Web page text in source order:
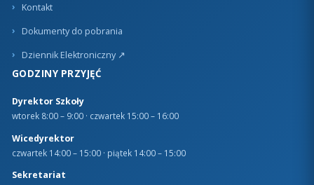
Kontakt
Dokumenty do pobrania
Dziennik Elektroniczny ↗
GODZINY PRZYJĘĆ
Dyrektor Szkoły
wtorek 8:00 – 9:00 · czwartek 15:00 – 16:00
Wicedyrektor
czwartek 14:00 – 15:00 · piątek 14:00 – 15:00
Sekretariat